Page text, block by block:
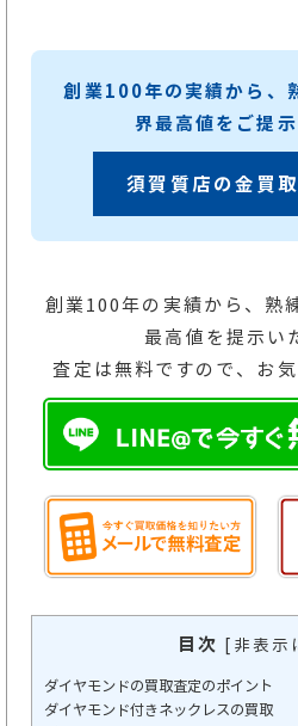
創業100年の実績から、
界最高値をご提示
須賀質店の金買
創業100年の実績から、熟
最高値を提示い
査定は無料ですので、お
目次 [ 非表示
ダイヤモンドの買取査定のポイント
ダイヤモンド付きネックレスの買取